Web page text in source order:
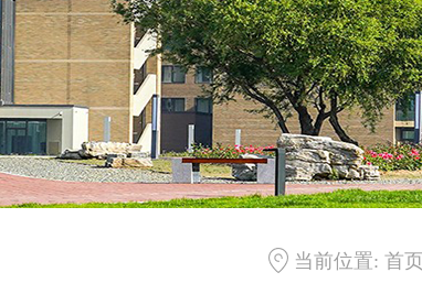
当前位置: 首页